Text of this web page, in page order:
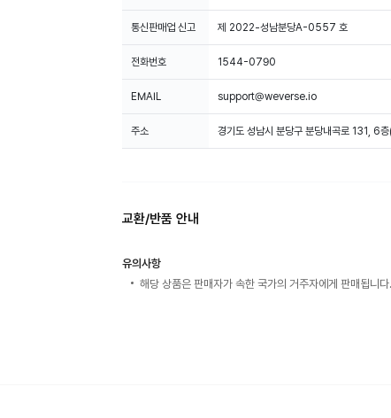
통신판매업 신고 제 2022-성남분당A-0557 호
전화번호 1544-0790
EMAIL support@weverse.io
주소 경기도 성남시 분당구 분당내곡로 131, 6
교환/반품 안내
유의사항
해당 상품은 판매자가 속한 국가의 거주자에게 판매됩니